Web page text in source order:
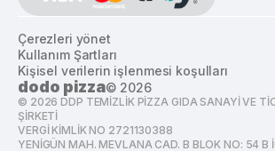
dodo pizza© 2026
Kişisel verilerin işlenmesi koşulları
Kullanım Şartları
Çerezleri yönet
© 2026 DDP TEMİZLİK PİZZA GIDA SANAYİ VE
ŞİRKETİ
VERGİ KİMLİK NO 2721130388
YENİGÜN MAH. MEVLANA CAD. B BLOK NO: 54 B